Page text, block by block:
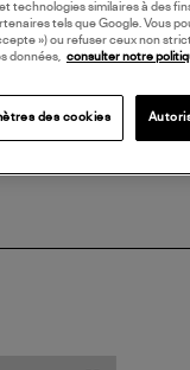
technologies similaires à des
tels que Google. Vous
») ou refuser ceux non
données, consulter notre
des cookies